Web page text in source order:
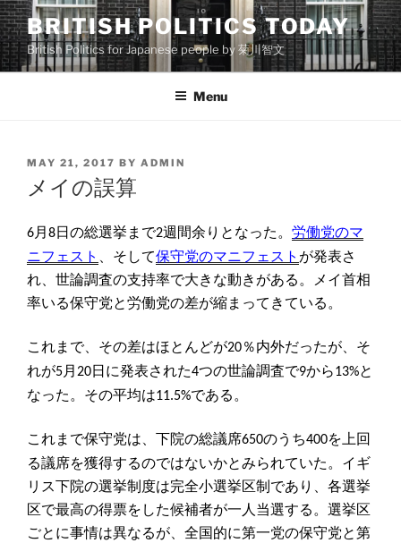
Skip
to
content
BRITISH POLITICS TODAY
British Politics for Japanese people by 菊川智文
Menu
POSTED
ON
MAY 21, 2017 BY ADMIN
メイの誤算
6月 8日の総選挙まで2週間余りとなった。 労働党のマ
ニフェスト 、そして保守党のマニフェスト が発表さ
れ、世論調査の支持率で大きな動きがある。メイ首相
率いる保守党と労働党の差が縮まってきている。
これまで、その差はほとんどが20％内外だったが、そ
れが5月20日に発表された4つの世論調査で9から13%と
なった。その平均は11.5%である。
これまで保守党は、下院の総議席650のうち400を上回
る議席を獲得するのではないかとみられていた。イギ
リス下院の選挙制度は完全小選挙区制であり、各選挙
区で最高の得票をした候補者が一人当選する。選挙区
ごとに事情は異なるが、全国的に第一党の保守党と第